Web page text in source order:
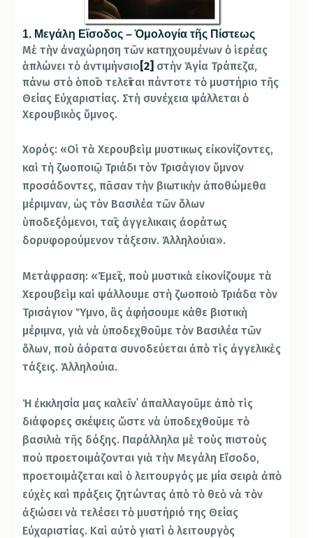
1. Μεγάλη Εἴσοδος – Ὁμολογία τῆς Πίστεως
Μὲ τὴν ἀναχώρηση τῶν κατηχουμένων ὁ ἱερέας
ἁπλώνει τὸ ἀντιμήνσιο [2] στὴν Ἁγία Τράπεζα,
πάνω στὸ ὁποῖο τελεῖται πάντοτε τὸ μυστήριο τῆς
Θείας Εὐχαριστίας. Στὴ συνέχεια ψάλλεται ὁ
Χερουβικὸς ὕμνος.
Χορός: «Οἱ τὰ Χερουβεὶμ μυστικως εἰκονίζοντες,
καὶ τὴ ζωοποιῷ Τριάδι τὸν Τρισάγιον ὕμνον
προσάδοντες, πᾶσαν τὴν βιωτικὴν ἀποθώμεθα
μέριμναν, ὡς τὸν Βασιλέα τῶν ὅλων
ὑποδεξόμενοι, ταῖς ἀγγελικαις ἀοράτως
δορυφορούμενον τάξεσιν. Ἀλληλούια».
Μετάφραση: «Ἐμεῖς, ποὺ μυστικὰ εἰκονίζουμε τὰ
Χερουβεὶμ καὶ ψάλλουμε στὴ ζωοποιὸ Τριάδα τὸν
Τρισάγιον Ὕμνο, ἂς ἀφήσουμε κάθε βιοτικὴ
μέριμνα, γιὰ νὰ ὑποδεχθοῦμε τὸν Βασιλέα τῶν
ὅλων, ποὺ ἀόρατα συνοδεύεται ἀπὸ τὶς ἀγγελικὲς
τάξεις. Ἀλληλούια.
Ἡ ἐκκλησία μας καλεῖ ν᾿ ἀπαλλαγοῦμε ἀπὸ τὶς
διάφορες σκέψεις ὥστε νὰ ὑποδεχθοῦμε τὸ
βασιλιὰ τῆς δόξης. Παράλληλα μὲ τοὺς πιστοὺς
ποὺ προετοιμάζονται γιὰ τὴν Μεγάλη Εἴσοδο,
προετοιμάζεται καὶ ὁ λειτουργός με μία σειρὰ ἀπὸ
εὐχὲς καὶ πράξεις ζητώντας ἀπὸ τὸ θεὸ νὰ τὸν
ἀξιώσει νὰ τελέσει τὸ μυστήριό της Θείας
Εὐχαριστίας. Καὶ αὐτὸ γιατὶ ὁ λειτουργὸς